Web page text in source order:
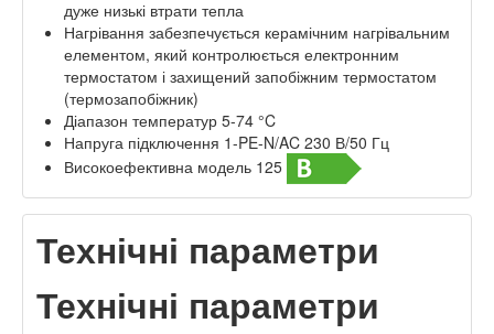
дуже низькі втрати тепла
Нагрівання забезпечується керамічним нагрівальним
елементом, який контролюється електронним
термостатом і захищений запобіжним термостатом
(термозапобіжник)
Діапазон температур 5-74 °C
Напруга підключення 1-PE-N/AC 230 В/50 Гц
Високоефективна модель 125
Технічні параметри
Технічні параметри